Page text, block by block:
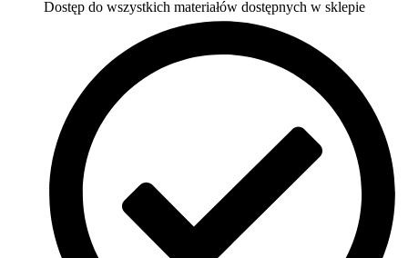
Dostęp do wszystkich materiałów dostępnych w sklepie